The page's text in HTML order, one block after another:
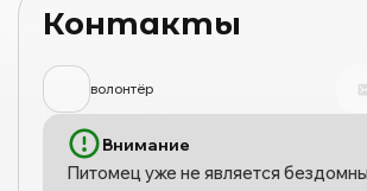
Контакты
волонтёр
Внимание
Питомец уже не является